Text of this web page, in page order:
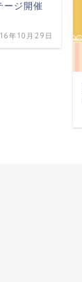
ージ開催
年10月29日